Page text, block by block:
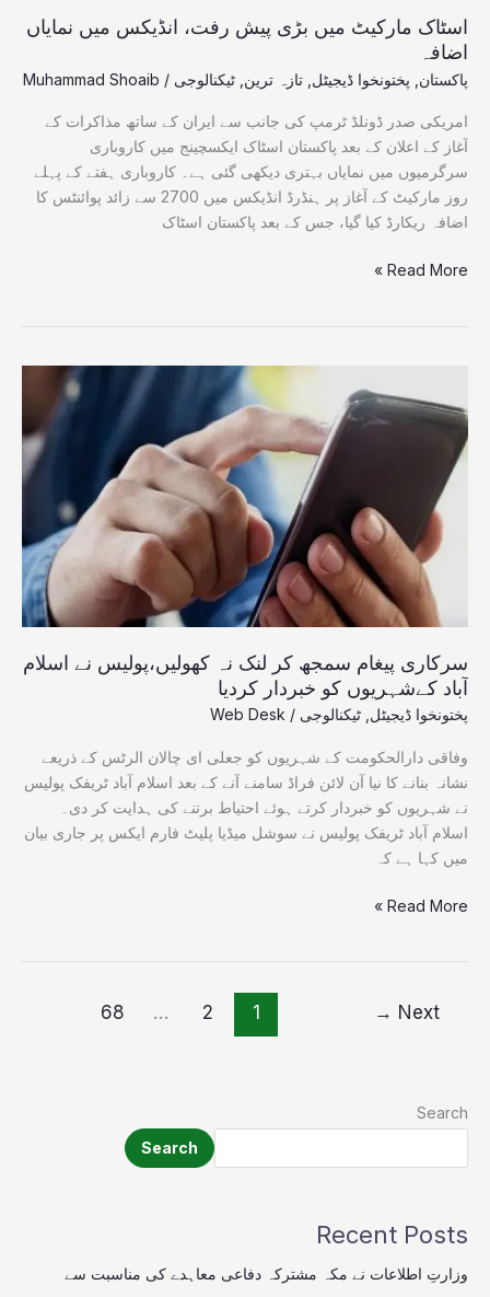
اسٹاک مارکیٹ میں بڑی پیش رفت، انڈیکس میں نمایاں
اضافہ
پاکستان پختونخوا ڈیجیٹل تازہ ترین ٹیکنالوجی /
Muhammad Shoaib
امریکی صدر ڈونلڈ ٹرمپ کی جانب سے ایران کے ساتھ مذاکرات کے
آغاز کے اعلان کے بعد پاکستان اسٹاک ایکسچینج میں کاروباری
سرگرمیوں میں نمایاں بہتری دیکھی گئی ہے۔ کاروباری ہفتے کے پہلے
روز مارکیٹ کے آغاز پر ہنڈرڈ انڈیکس میں 2700 سے زائد پوائنٹس کا
اضافہ ریکارڈ کیا گیا، جس کے بعد پاکستان اسٹاک
Read More »
سرکاری پیغام سمجھ کر لنک نہ کھولیں،پولیس نے اسلام
آباد کےشہریوں کو خبردار کردیا
پختونخوا ڈیجیٹل ٹیکنالوجی /
Web Desk
وفاقی دارالحکومت کے شہریوں کو جعلی ای چالان الرٹس کے ذریعے
نشانہ بنانے کا نیا آن لائن فراڈ سامنے آنے کے بعد اسلام آباد ٹریفک پولیس
نے شہریوں کو خبردار کرتے ہوئے احتیاط برتنے کی ہدایت کر دی۔
اسلام آباد ٹریفک پولیس نے سوشل میڈیا پلیٹ فارم ایکس پر جاری بیان
میں کہا ہے کہ
پیغام
سمجھ
کر
لنک
کھولیں،پولیس
کےشہریوں
خبردار
کردیا
Read More »
1
2
…
68 Next
→
Search
Search
Recent Posts
وزارتِ اطلاعات نے مکہ مشترکہ دفاعی معاہدے کی مناسبت سے